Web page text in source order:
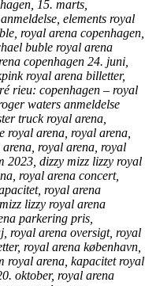
15. marts,
elements royal
royal arena copenhagen,
buble royal arena
copenhagen 24. juni,
royal arena billetter,
rieu: copenhagen – royal
waters anmeldelse
truck royal arena,
royal arena, royal arena,
royal arena, royal
2023, dizzy mizz lizzy royal
royal arena concert,
royal arena
lizzy royal arena
parkering pris,
royal arena oversigt, royal
royal arena københavn,
royal arena, kapacitet royal
oktober, royal arena